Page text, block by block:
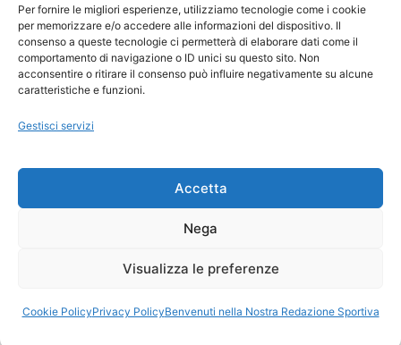
Per fornire le migliori esperienze, utilizziamo tecnologie come i cookie
per memorizzare e/o accedere alle informazioni del dispositivo. Il
consenso a queste tecnologie ci permetterà di elaborare dati come il
comportamento di navigazione o ID unici su questo sito. Non
acconsentire o ritirare il consenso può influire negativamente su alcune
caratteristiche e funzioni.
Gestisci servizi
Accetta
Nega
Visualizza le preferenze
Cookie PolicyPrivacy PolicyBenvenuti nella Nostra Redazione Sportiva
Ora Esatta in Italia in questo momento
Ti Senti Strano Ultimamente? Potrebbe Essere per
la Risonanza di Schumann
Come Sapere Se Stai Ascendendo alla Quinta
Copyright 2026 NotiziePlus.com
📰 Contenuto Umano Verificato
Privacy Coockie
Pubblicità